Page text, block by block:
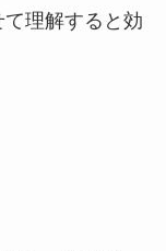
理解すると効